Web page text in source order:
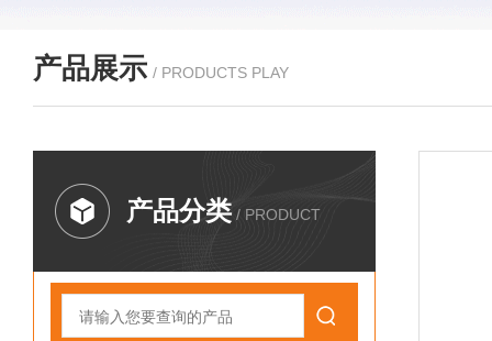
产品展示 / PRODUCTS PLAY
产品分类 / PRODUCT